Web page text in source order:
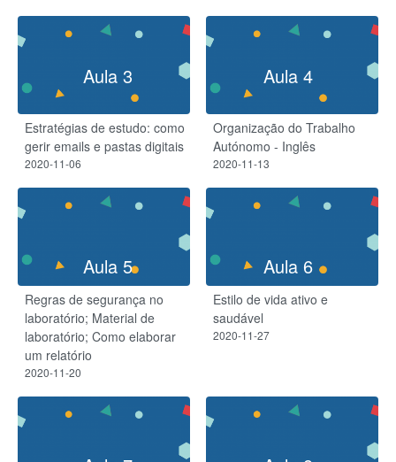
Aula 3
Estratégias de estudo: como
gerir emails e pastas digitais
2020-11-06
Aula 4
Organização do Trabalho
Autónomo - Inglês
2020-11-13
Aula 5
Regras de segurança no
laboratório;​ Material de
laboratório;​ Como elaborar
um relatório
2020-11-20
Aula 6
Estilo de vida ativo e
saudável
2020-11-27